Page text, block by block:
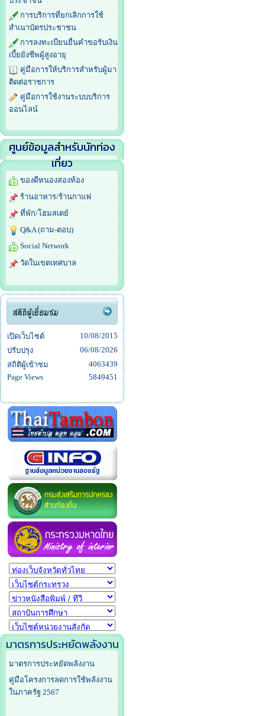
การบริการที่ยกเลิกการใช้
สำเนาบัตรประชาชน
การลงทะเบียนยื่นคำขอรับเงิน
เบี้ยยังชีพผู้สูงอายุ
คู่มือการให้บริการสำหรับผู้มา
ติดต่อราชการ
คู่มือการใช้งานระบบบริการ
ออนไลน์
ศูนย์ข้อมูลสำหรับนักท่อง
เที่ยว
ของดีหนองสองห้อง
ร้านอาหาร/ร้านกาแฟ
ที่พัก/โฮมสเตย์
Q&A (ถาม-ตอบ)
Social Network
วัดในเขตเทศบาล
เปิดเว็บไซต์
10/08/2015
ปรับปรุง
06/08/2026
สถิติผู้เข้าชม
4063439
Page Views
5849451
มาตรการประหยัดพลังงาน
มาตรการประหยัดพลังงาน
คู่มือโครงการลดการใช้พลังงาน
ในภาครัฐ 2567